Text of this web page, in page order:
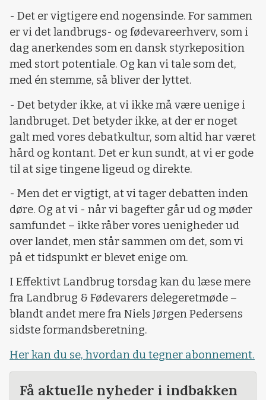
- Det er vigtigere end nogensinde. For sammen
er vi det landbrugs- og fødevareerhverv, som i
dag anerkendes som en dansk styrkeposition
med stort potentiale. Og kan vi tale som det,
med én stemme, så bliver der lyttet.
- Det betyder ikke, at vi ikke må være uenige i
landbruget. Det betyder ikke, at der er noget
galt med vores debatkultur, som altid har været
hård og kontant. Det er kun sundt, at vi er gode
til at sige tingene ligeud og direkte.
- Men det er vigtigt, at vi tager debatten inden
døre. Og at vi - når vi bagefter går ud og møder
samfundet – ikke råber vores uenigheder ud
over landet, men står sammen om det, som vi
på et tidspunkt er blevet enige om.
I Effektivt Landbrug torsdag kan du læse mere
fra Landbrug & Fødevarers delegeretmøde –
blandt andet mere fra Niels Jørgen Pedersens
sidste formandsberetning.
Her kan du se, hvordan du tegner abonnement.
Få aktuelle nyheder i indbakken